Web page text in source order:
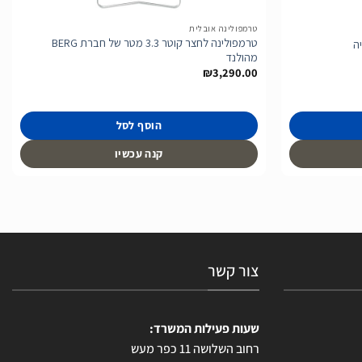
טרמפולינה אובלית
טרמפולינה לחצר קוטר 3.3 מטר של חברת BERG
מהולנד
₪3,290.00
הוסף לסל
קנה עכשיו
צור קשר
שעות פעילות המשרד:
רחוב השלושה 11 כפר מעש